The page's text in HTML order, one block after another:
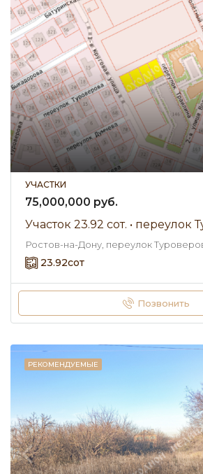
УЧАСТКИ
75,000,000 руб.
Ростов-на-Дону, переулок
23.92сот
Позвонить
РЕКОМЕНДУЕМЫЕ